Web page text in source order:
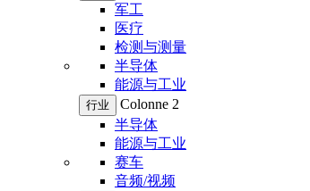
军工
医疗
检测与测量
半导体
能源与工业
行业
Colonne 2
半导体
能源与工业
赛车
音频/视频